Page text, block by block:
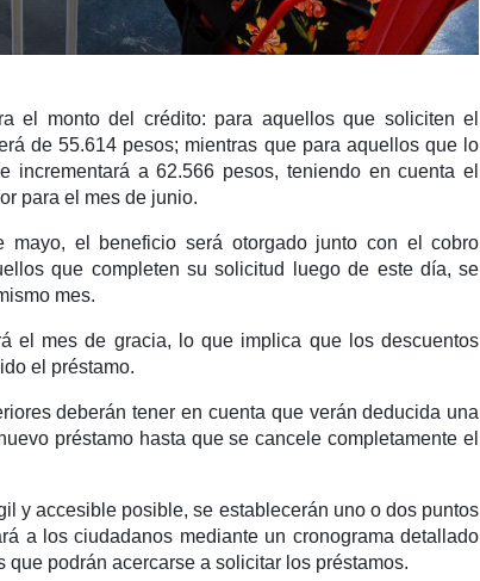
el monto del crédito: para aquellos que soliciten el
de 55.614 pesos; mientras que para aquellos que lo
incrementará a 62.566 pesos, teniendo en cuenta el
para el mes de junio.
el beneficio será otorgado junto con el cobro
que completen su solicitud luego de este día, se
mes.
el mes de gracia, lo que implica que los descuentos
el préstamo.
deberán tener en cuenta que verán deducida una
préstamo hasta que se cancele completamente el
y accesible posible, se establecerán uno o dos puntos
a los ciudadanos mediante un cronograma detallado
podrán acercarse a solicitar los préstamos.